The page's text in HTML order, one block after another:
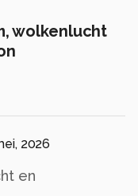
wolkenlucht
2026
en